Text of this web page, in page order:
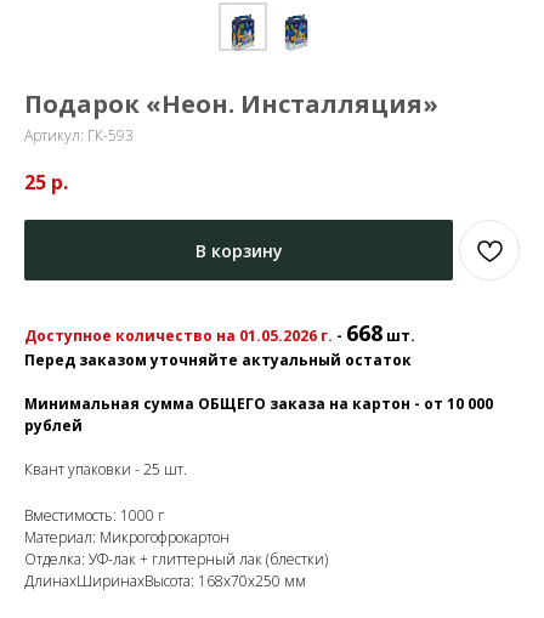
Подарок «Неон. Инсталляция»
Артикул: ГК-593
25 р.
В корзину
Доступное количество на 01.05.2026 г. - 668 шт.
Перед заказом уточняйте актуальный остаток
Минимальная сумма ОБЩЕГО заказа на картон - от 10 000
рублей
Квант упаковки - 25 шт.
Вместимость: 1000 г
Материал: Микрогофрокартон
Отделка: УФ-лак + глиттерный лак (блестки)
ДлинахШиринахВысота: 168х70х250 мм